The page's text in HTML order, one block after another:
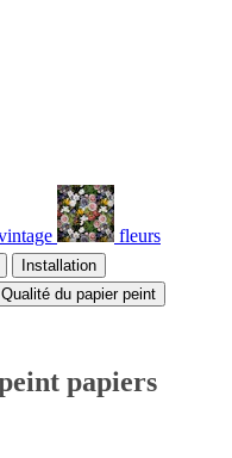
fleurs
Installation
Qualité du papier peint
papiers